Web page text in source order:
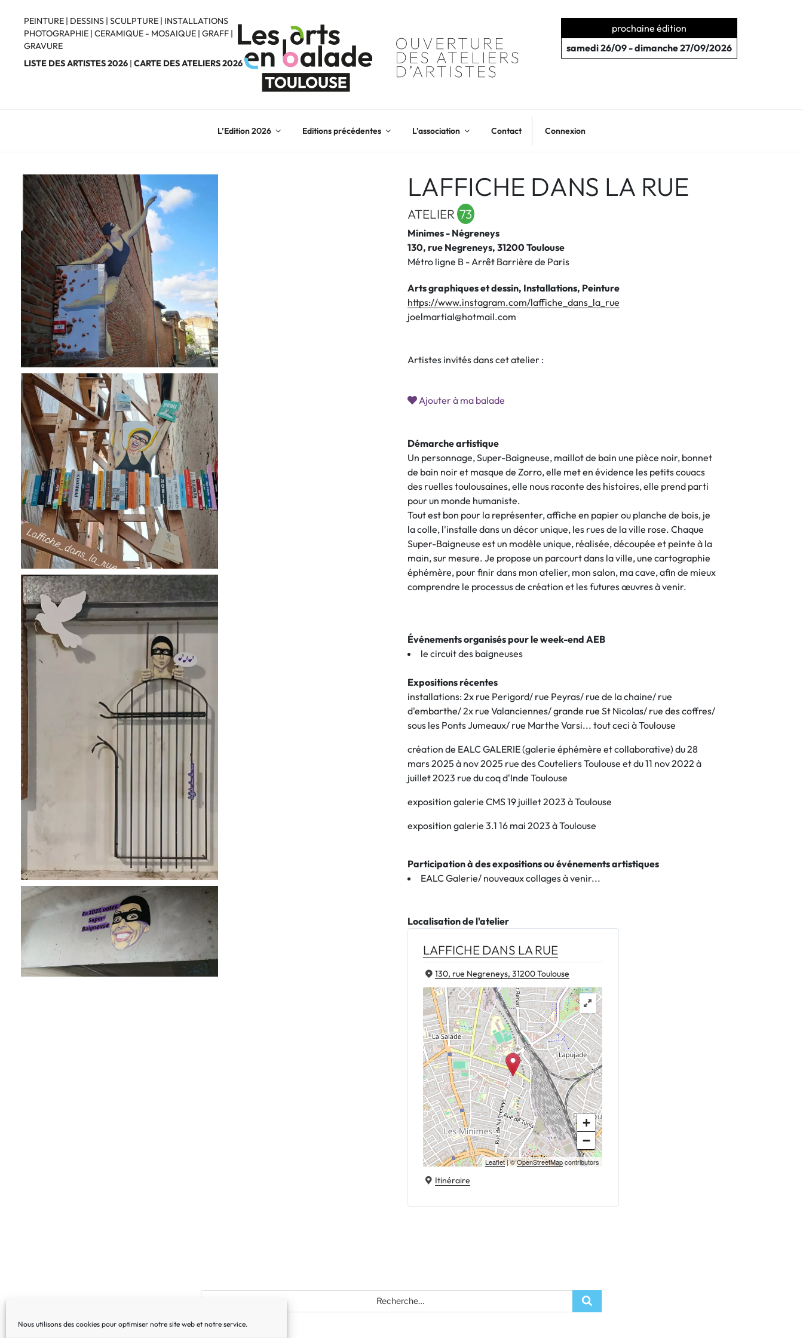
Nous utilisons des cookies pour optimiser notre site web et notre service.
contenu
principal
PEINTURE | DESSINS | SCULPTURE | INSTALLATIONS
PHOTOGRAPHIE | CERAMIQUE - MOSAIQUE | GRAFF |
GRAVURE
LISTE DES ARTISTES 2026 | CARTE DES ATELIERS 2026
prochaine édition
samedi 26/09 - dimanche 27/09/2026
L’Edition 2026 Editions précédentes L’association Contact Connexion
LAFFICHE DANS LA RUE
ATELIER 73
Minimes - Négreneys
130, rue Negreneys, 31200 Toulouse
Métro ligne B - Arrêt Barrière de Paris
Arts graphiques et dessin, Installations, Peinture
https://www.instagram.com/laffiche_dans_la_rue
joelmartial@hotmail.com
Artistes invités dans cet atelier :
Ajouter à ma balade
Démarche artistique
Un personnage, Super-Baigneuse, maillot de bain une pièce noir, bonnet
de bain noir et masque de Zorro, elle met en évidence les petits couacs
des ruelles toulousaines, elle nous raconte des histoires, elle prend parti
pour un monde humaniste.
Tout est bon pour la représenter, affiche en papier ou planche de bois, je
la colle, l'installe dans un décor unique, les rues de la ville rose. Chaque
Super-Baigneuse est un modèle unique, réalisée, découpée et peinte à la
main, sur mesure. Je propose un parcourt dans la ville, une cartographie
éphémère, pour finir dans mon atelier, mon salon, ma cave, afin de mieux
comprendre le processus de création et les futures œuvres à venir.
Événements organisés pour le week-end AEB
le circuit des baigneuses
Expositions récentes
installations: 2x rue Perigord/ rue Peyras/ rue de la chaine/ rue
d'embarthe/ 2x rue Valanciennes/ grande rue St Nicolas/ rue des coffres/
sous les Ponts Jumeaux/ rue Marthe Varsi... tout ceci à Toulouse
création de EALC GALERIE (galerie éphémère et collaborative) du 28
mars 2025 à nov 2025 rue des Couteliers Toulouse et du 11 nov 2022 à
juillet 2023 rue du coq d'Inde Toulouse
exposition galerie CMS 19 juillet 2023 à Toulouse
exposition galerie 3.1 16 mai 2023 à Toulouse
Participation à des expositions ou événements artistiques
EALC Galerie/ nouveaux collages à venir...
Localisation de l'atelier
LAFFICHE DANS LA RUE
130, rue Negreneys, 31200 Toulouse
+
−
Leaflet| ©OpenStreetMapcontributors
Itinéraire
Recherche
pour
Recherche